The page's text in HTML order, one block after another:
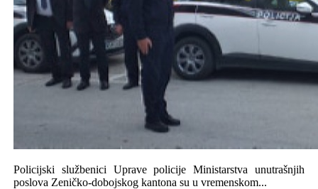
Policijski službenici Uprave policije Ministarstva unutrašnjih
poslova Zeničko-dobojskog kantona su u vremenskom...